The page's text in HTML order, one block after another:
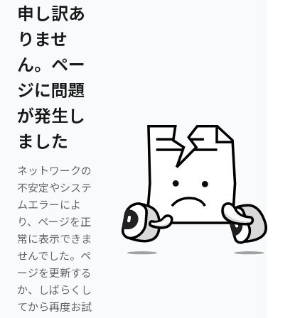
申し訳あ
りませ
ん。ペー
ジに問題
が発生し
ました
ネットワークの
不安定やシステ
ムエラーによ
り、ページを正
常に表示できま
せんでした。ペ
ージを更新する
か、しばらくし
てから再度お試